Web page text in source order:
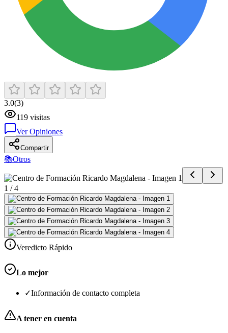
3.0(3)
119 visitas
Ver Opiniones
Compartir
📚Otros
1 /4
Veredicto Rápido
Lo mejor
✓Información de contacto completa
A tener en cuenta